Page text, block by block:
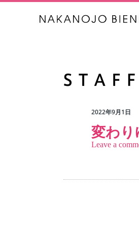
2022年9月1日
変わり
Leave a